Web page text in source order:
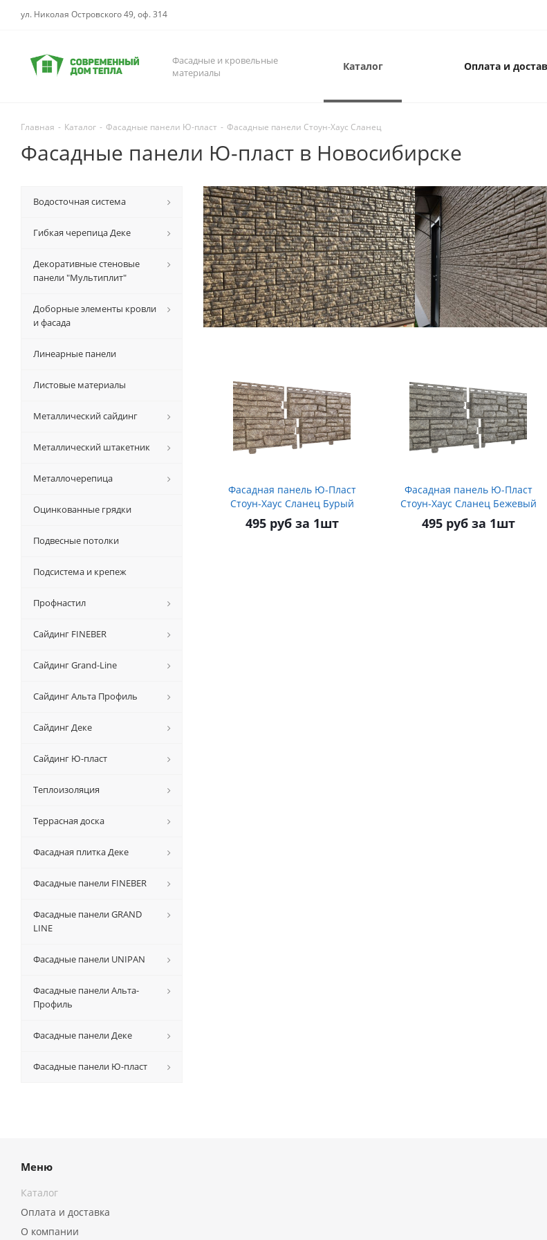
ул. Николая Островского 49, оф. 314
Фасадные и кровельные
материалы
Каталог Оплата и
Главная - Каталог - Фасадные панели Ю-пласт - Фасадные панели Стоун-Хаус Сланец
Фасадные панели Ю-пласт в Новосибирске
Фасадная панель Ю-Пласт
Стоун-Хаус Сланец Бурый
495 руб за 1шт
Фасадная панель Ю-Пласт
Стоун-Хаус Сланец Бежевый
495 руб за 1шт
Водосточная система
Гибкая черепица Деке
Декоративные стеновые
панели "Мультиплит"
Доборные элементы кровли
и фасада
Линеарные панели
Листовые материалы
Металлический сайдинг
Металлический штакетник
Металлочерепица
Оцинкованные грядки
Подвесные потолки
Подсистема и крепеж
Профнастил
Сайдинг FINEBER
Сайдинг Grand-Line
Сайдинг Альта Профиль
Сайдинг Деке
Сайдинг Ю-пласт
Теплоизоляция
Террасная доска
Фасадная плитка Деке
Фасадные панели FINEBER
Фасадные панели GRAND
LINE
Фасадные панели UNIPAN
Фасадные панели Альта-
Профиль
Фасадные панели Деке
Фасадные панели Ю-пласт
Меню
Каталог
Оплата и доставка
О компании